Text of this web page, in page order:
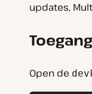
updates,
Open de